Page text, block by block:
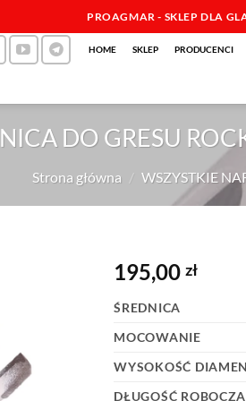
PROAGMAR - SKLEP DLA
HOME SKLEP PRODUCENCI
DO GRESU
Strona główna / WSZYSTKIE
195,00zł
ŚREDNICA
MOCOWANIE
WYSOKOŚĆ
DŁUGOŚĆ ROBOCZA